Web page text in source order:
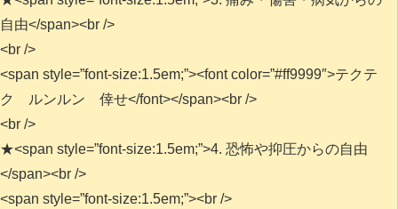
自由</span><br />
<br />
<span style=”font-size:1.5em;”><font color=”#ff9999″>テクテ
ク ルンルン 倖せ</font></span><br />
<br />
★<span style=”font-size:1.5em;”>4. 恐怖や抑圧からの自由
</span><br />
<span style=”font-size:1.5em;”><br />